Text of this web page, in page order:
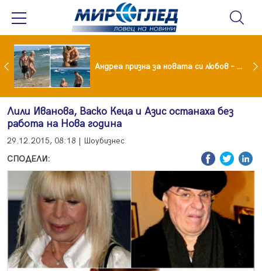
Драма вместо щастие: Звезда от "Татковци" е в болница с високорискова бременност Андреа призна за новата си любов – руснакът Игор
Лили Иванова, Васко Кеца и Азис останаха без
работа на Нова година
29.12.2015, 08:18 | Шоубизнес
СПОДЕЛИ: